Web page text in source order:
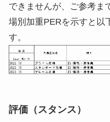
できませんが、ご参考ま
場別加重PERを示すと以
す。
評価（スタンス）